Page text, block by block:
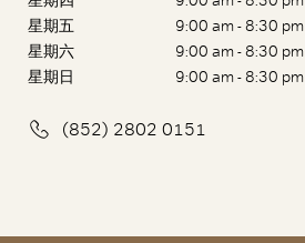
星期五
9:00 am - 8:30 pm
星期六
9:00 am - 8:30 pm
星期日
9:00 am - 8:30 pm
(852) 2802 0151